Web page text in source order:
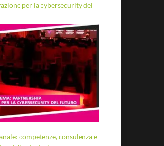
per la cybersecurity del
competenze, consulenza e